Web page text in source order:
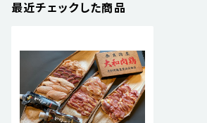
最近チェックした商品